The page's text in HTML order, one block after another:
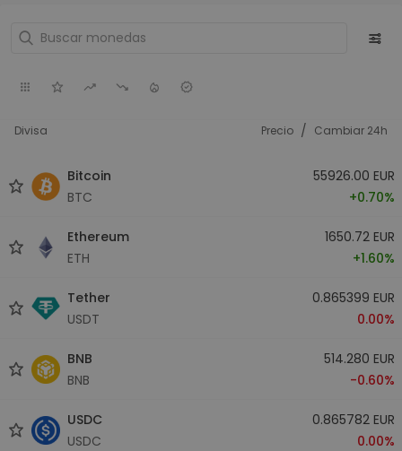
Divisa Precio / Cambiar 24h
Bitcoin
BTC
55926.00 EUR
+0.70%
Ethereum
ETH
1650.72 EUR
+1.60%
Tether
USDT
0.865399 EUR
0.00%
BNB
BNB
514.280 EUR
-0.60%
USDC
USDC
0.865782 EUR
0.00%